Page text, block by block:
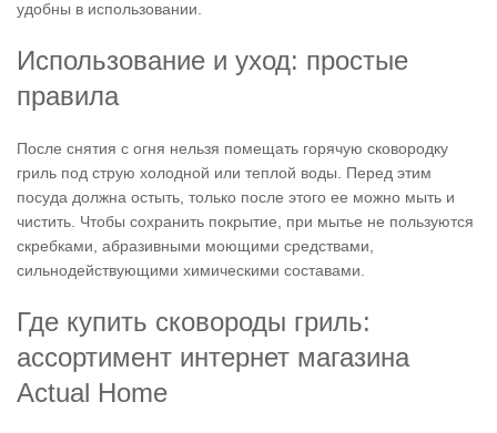
удобны в использовании.
Использование и уход: простые
правила
После снятия с огня нельзя помещать горячую сковородку
гриль под струю холодной или теплой воды. Перед этим
посуда должна остыть, только после этого ее можно мыть и
чистить. Чтобы сохранить покрытие, при мытье не пользуются
скребками, абразивными моющими средствами,
сильнодействующими химическими составами.
Где купить сковороды гриль:
ассортимент интернет магазина
Actual Home